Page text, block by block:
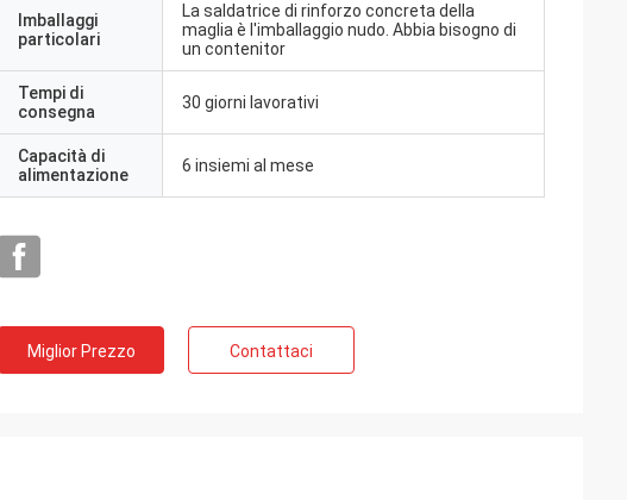
Imballaggi
particolari
La saldatrice di rinforzo concreta della
maglia è l'imballaggio nudo. Abbia bisogno di
un contenitor
Tempi di
consegna
30 giorni lavorativi
Capacità di
alimentazione
6 insiemi al mese
Miglior Prezzo Contattaci